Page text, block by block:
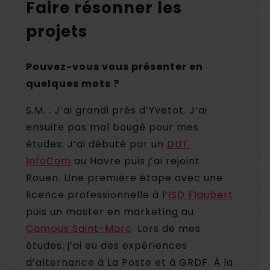
Faire résonner les
projets
Pouvez-vous vous présenter en
quelques mots ?
S.M. : J’ai grandi près d’Yvetot. J’ai
ensuite pas mal bougé pour mes
études. J’ai débuté par un DUT
InfoCom au Havre puis j’ai rejoint
Rouen. Une première étape avec une
licence professionnelle à l’ISD Flaubert
puis un master en marketing au
Campus Saint-Marc. Lors de mes
études, j’ai eu des expériences
d’alternance à La Poste et à GRDF. À la